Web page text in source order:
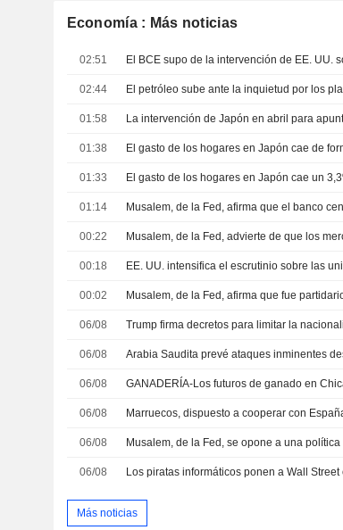
Economía : Más noticias
02:51
02:44
01:58
01:38 El gasto de los hogares en Japón cae de
01:33 El gasto de los hogares en Japón cae un
01:14
00:22
00:18
00:02
06/08
06/08
06/08
06/08
06/08
06/08
Más noticias